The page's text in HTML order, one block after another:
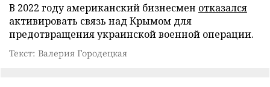
В 2022 году американский бизнесмен отказался
активировать связь над Крымом для
предотвращения украинской военной операции.
Текст: Валерия Городецкая